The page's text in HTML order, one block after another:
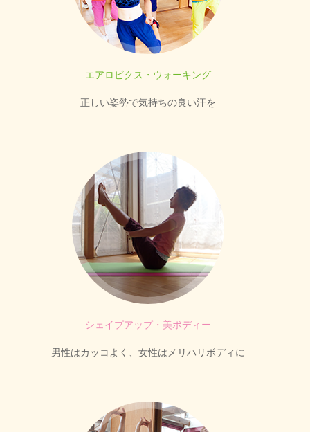
エアロビクス・ウォーキング
正しい姿勢で気持ちの良い汗を
シェイプアップ・美ボディー
男性はカッコよく、女性はメリハリボディに